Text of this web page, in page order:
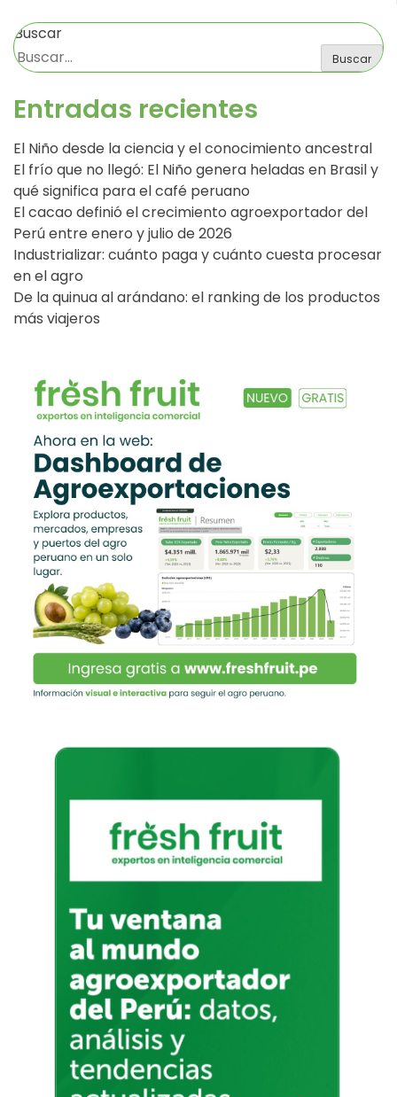
Buscar
Buscar
Entradas recientes
El Niño desde la ciencia y el conocimiento ancestral
El frío que no llegó: El Niño genera heladas en Brasil y
qué significa para el café peruano
El cacao definió el crecimiento agroexportador del
Perú entre enero y julio de 2026
Industrializar: cuánto paga y cuánto cuesta procesar
en el agro
De la quinua al arándano: el ranking de los productos
más viajeros